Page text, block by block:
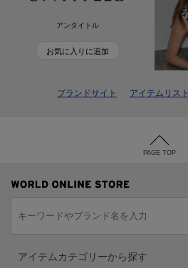
アンタイトル
お気に入りに追加
ブランドサイト アイテムリスト
PAGE TOP
アイテムカテゴリーから探す